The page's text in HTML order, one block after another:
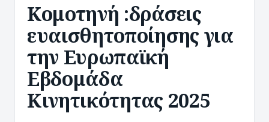
Κομοτηνή :δράσεις
ευαισθητοποίησης για
την Ευρωπαϊκή
Εβδομάδα
Κινητικότητας 2025